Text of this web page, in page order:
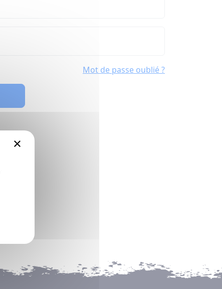
Mot de passe oublié ?
×